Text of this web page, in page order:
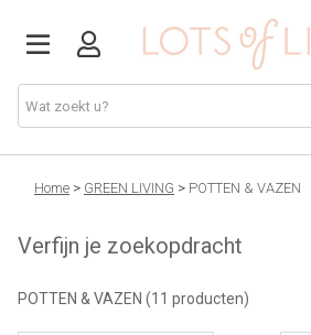
VADERDAG
SOLDEN
GIFT STUDIO
Home > GREEN LIVING > POTTEN & VAZEN
Verfijn je zoekopdracht
POTTEN & VAZEN (11 producten)